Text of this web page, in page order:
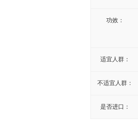
功效：
适宜人群：
不适宜人群：
是否进口：